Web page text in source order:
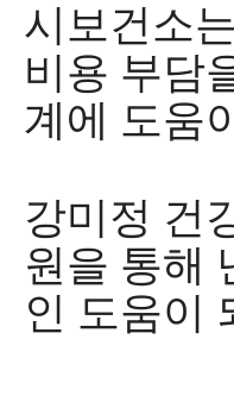
시보건소
비용 부담
계에 도움
강미정 건
원을 통해
인 도움이